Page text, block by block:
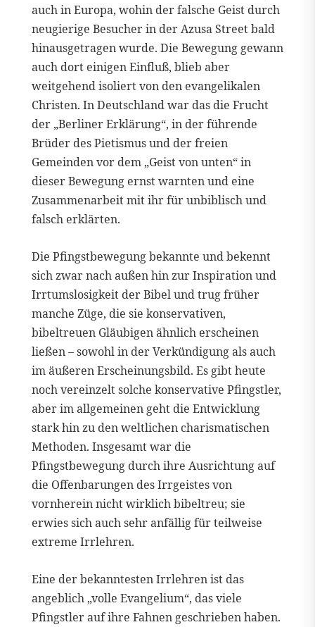
auch in Europa, wohin der falsche Geist durch
neugierige Besucher in der Azusa Street bald
hinausgetragen wurde. Die Bewegung gewann
auch dort einigen Einfluß, blieb aber
weitgehend isoliert von den evangelikalen
Christen. In Deutschland war das die Frucht
der „Berliner Erklärung“, in der führende
Brüder des Pietismus und der freien
Gemeinden vor dem „Geist von unten“ in
dieser Bewegung ernst warnten und eine
Zusammenarbeit mit ihr für unbiblisch und
falsch erklärten.
Die Pfingstbewegung bekannte und bekennt
sich zwar nach außen hin zur Inspiration und
Irrtumslosigkeit der Bibel und trug früher
manche Züge, die sie konservativen,
bibeltreuen Gläubigen ähnlich erscheinen
ließen – sowohl in der Verkündigung als auch
im äußeren Erscheinungsbild. Es gibt heute
noch vereinzelt solche konservative Pfingstler,
aber im allgemeinen geht die Entwicklung
stark hin zu den weltlichen charismatischen
Methoden. Insgesamt war die
Pfingstbewegung durch ihre Ausrichtung auf
die Offenbarungen des Irrgeistes von
vornherein nicht wirklich bibeltreu; sie
erwies sich auch sehr anfällig für teilweise
extreme Irrlehren.
Eine der bekanntesten Irrlehren ist das
angeblich „volle Evangelium“, das viele
Pfingstler auf ihre Fahnen geschrieben haben.